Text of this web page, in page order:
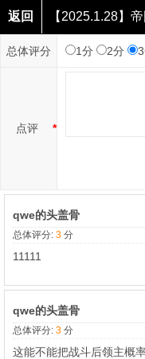
返回 【2025.1.28】
点评
总体评分 1分 2分
*
点评
qwe的头盖骨
总体评分: 3 分
11111
qwe的头盖骨
总体评分: 3 分
这能不能把战斗后领主概